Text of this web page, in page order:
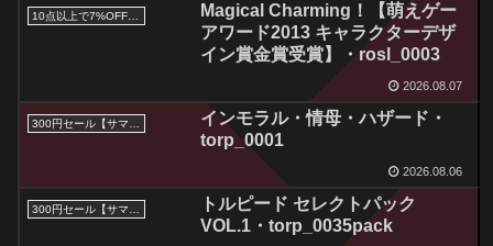
10点以上で7%OFFクーポン／サマーセール2026対象
Magical Charming！【萌えゲー
アワード2013 キャラクターデザ
イン賞金賞受賞】・rosl_0003
2026.08.07
インモラル・情母・ハザード・
torp_0001
2026.08.06
トルピード セレクトパック
VOL.1・torp_0035pack